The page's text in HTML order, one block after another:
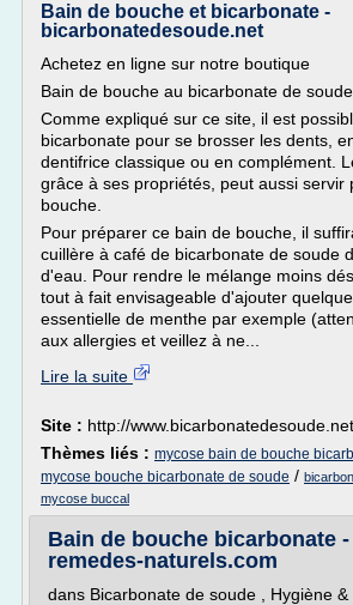
Bain de bouche et bicarbonate -
bicarbonatedesoude.net
Achetez en ligne sur notre boutique
Bain de bouche au bicarbonate de soude
Comme expliqué sur ce site, il est
bicarbonate pour se brosser les dents,
dentifrice classique ou en complément.
grâce à ses propriétés, peut aussi servir
bouche.
Pour préparer ce bain de bouche, il
cuillère à café de bicarbonate de soude
d'eau. Pour rendre le mélange moins
tout à fait envisageable d'ajouter
essentielle de menthe par exemple
aux allergies et veillez à ne...
Lire la suite
Site : http://www.bicarbonatedesoude.net
Thèmes liés : mycose bain de bouche
mycose bouche bicarbonate de soude /
mycose buccal
Bain de bouche bicarbonate
remedes-naturels.com
dans Bicarbonate de soude , Hygiène &